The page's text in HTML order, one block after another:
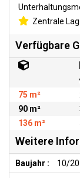
Zentrale
Verfügbare
75 m²
90 m²
136 m²
Weitere
Baujahr :
10/